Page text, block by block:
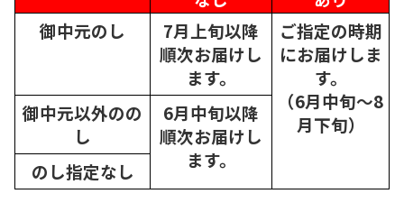
御中元のし
7月上旬以降
順次お届けし
ます。
ご指定の時期
にお届けしま
す。
（6月中旬～8
月下旬）
御中元以外のの
し
6月中旬以降
順次お届けし
ます。
のし指定なし